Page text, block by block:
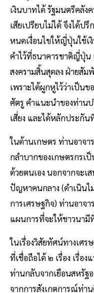
เงินบาทได้ รัฐมนตรีคลัง
เสียเปรียบไม่ได้ จึงได้ป
หนดเงื่อนไขให้ญี่ปุ่นใช้เ
คําไว้ที่ธนาคารชาติญี่ปุ่น
สงครามสิ้นสุดลง ฝ่ายสัม
เพราะได้ผูกหูไว้ว่าเป็น
ศัตรู คําแนะนําของท่าน
เสี่ยง และได้หลักประกั
ในด้านเกษตร ท่านอาจา
กลําบากของเกษตรกรเ
ด้วยตนเอง นอกจากจะ
ปัญหาคนกลาง (ดําเนินไ
การเศรษฐกิจ) ท่านอาจ
แผนการที่จะให้ชาวนามี
ในเรื่องวิสัยทัศน์ทางเศ
ที่เชื่อถือได้ ๒ เรื่อง เรื่อง
ท่านกลับจากเยือนสหรัฐ
จากการสังเกตการณ์ท่า